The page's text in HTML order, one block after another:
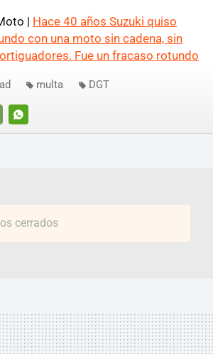
| Hace 40 años Suzuki quiso
con una moto sin cadena, sin
Fue un fracaso rotundo
WHATSAPP
multa DGT
cerrados